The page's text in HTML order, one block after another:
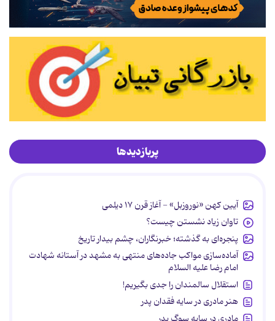
پربازدیدها
آیین کهن «نوروزبل» - آغاز قرن ۱۷ دیلمی
تاوان زیاد نشستن چیست؟
پنجره‌ای به گذشته؛ خبرنگاران، چشم بیدار تاریخ
آماده‌سازی مواکب جاده‌های منتهی به مشهد در آستانه شهادت
امام رضا علیه السلام
استقلال سالمندان را جدی بگیریم!
هنر مادری در سایه‌ فقدان پدر